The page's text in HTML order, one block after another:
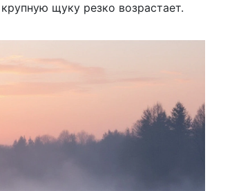
щуку резко возрастает.